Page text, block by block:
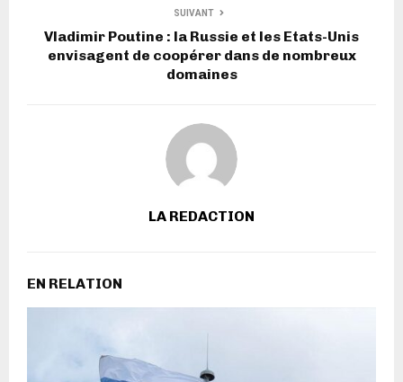
SUIVANT
Vladimir Poutine : la Russie et les Etats-Unis
envisagent de coopérer dans de nombreux
domaines
LA REDACTION
EN RELATION